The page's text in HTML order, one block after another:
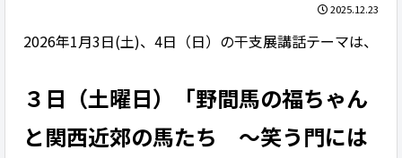
2025.12.23
2026年1月3日(土)、4日（日）の干支展講話テーマは、
３日（土曜日）「野間馬の福ちゃん
と関西近郊の馬たち ～笑う門には